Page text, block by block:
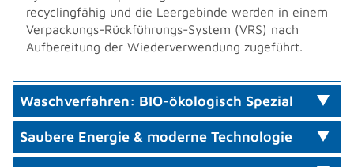
recyclingfähig und die Leergebinde werden in einem
Verpackungs-Rückführungs-System (VRS) nach
Aufbereitung der Wiederverwendung zugeführt.
Waschverfahren: BIO-ökologisch Spezial
Wir haben auch die Möglichkeit auf Wunsch ein
spezielles ökologisches Waschmittel zu benutzen,
Saubere Energie & moderne Technologie